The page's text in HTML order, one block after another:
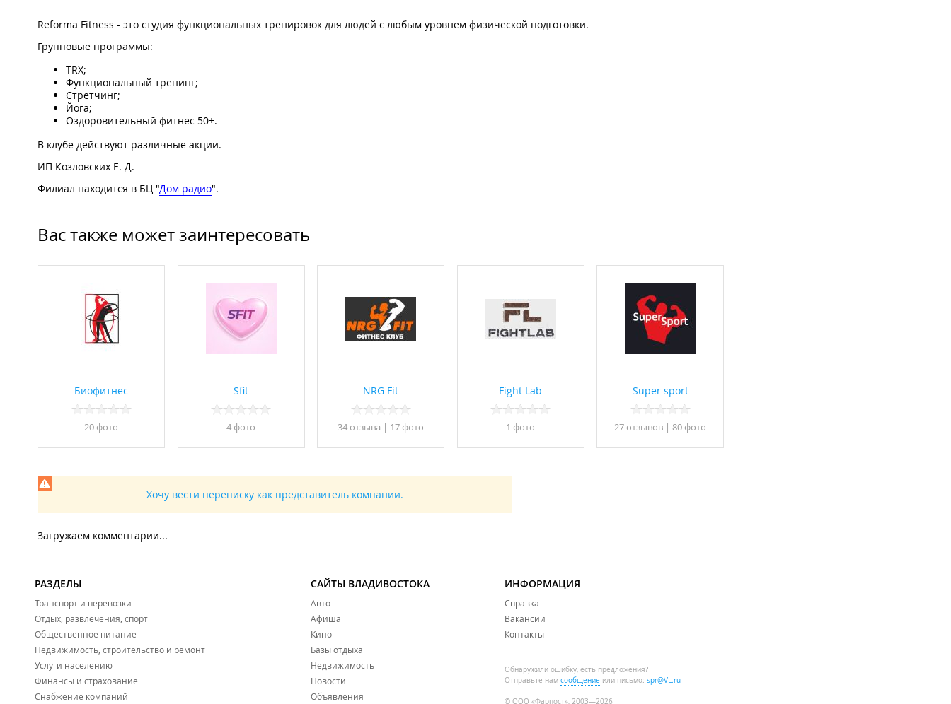
Reforma Fitness - это студия функциональных тренировок для людей с любым уровнем физической подготовки.
Групповые программы:
TRX;
Функциональный тренинг;
Стретчинг;
Йога;
Оздоровительный фитнес 50+.
В клубе действуют различные акции.
ИП Козловских Е. Д.
Филиал находится в БЦ "Дом радио".
Вас также может заинтересовать
Биофитнес
20 фото
Sfit
4 фото
NRG Fit
34 отзывa | 17 фото
Fight Lab
1 фото
Super sport
27 отзывов | 80 фото
Хочу вести переписку как представитель компании.
Загружаем комментарии...
РАЗДЕЛЫ
Транспорт и перевозки
Отдых, развлечения, спорт
Общественное питание
Недвижимость, строительство и ремонт
Услуги населению
Финансы и страхование
Снабжение компаний
САЙТЫ ВЛАДИВОСТОКА
Авто
Афиша
Кино
Базы отдыха
Недвижимость
Новости
Объявления
ИНФОРМАЦИЯ
Справка
Вакансии
Контакты
Обнаружили ошибку, есть предложения?
Отправьте нам сообщение или письмо: spr@VL.ru
© ООО «Фарпост», 2003—2026